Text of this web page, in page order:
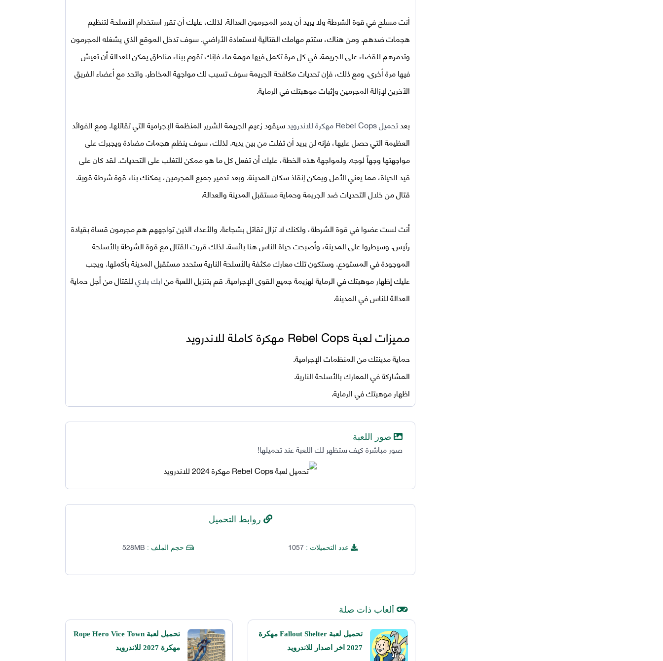
أنت مسلح في قوة الشرطة ولا يريد أن يدمر المجرمون العدالة. لذلك، عليك أن تقرر استخدام الأسلحة لتنظيم
هجمات ضدهم. ومن هناك، ستتم مهامك القتالية لاستعادة الأراضي. سوف تدخل الموقع الذي يشغله المجرمون
وتدمرهم للقضاء على الجريمة. في كل مرة تكمل فيها مهمة ما، فإنك تقوم ببناء مناطق يمكن للعدالة أن تعيش
فيها مرة أخرى. ومع ذلك، فإن تحديات مكافحة الجريمة سوف تسبب لك مواجهة المخاطر. واتحد مع أعضاء الفريق
الآخرين لإزالة المجرمين وإثبات موهبتك في الرماية.
بعدتحميلRebel Cops مهكرة للاندرويد
سيقود زعيم الجريمة الشرير المنظمة الإجرامية التي تقاتلها. ومع الفوائد
العظيمة التي حصل عليها، فإنه لن يريد أن تفلت من بين يديه. لذلك، سوف ينظم هجمات مضادة ويجبرك على
مواجهتها وجهاً لوجه. ولمواجهة هذه الخطة، عليك أن تفعل كل ما هو ممكن للتغلب على التحديات. لقد كان على
قيد الحياة، مما يعني الأمل ويمكن إنقاذ سكان المدينة. وبعد تدمير جميع المجرمين، يمكنك بناء قوة شرطة قوية.
قتال من خلال التحديات ضد الجريمة وحماية مستقبل المدينة والعدالة.
أنت لست عضوا في قوة الشرطة، ولكنك لا تزال تقاتل بشجاعة. والأعداء الذين تواجههم هم مجرمون قساة بقيادة
رئيس. وسيطروا على المدينة، وأصبحت حياة الناس هنا بائسة. لذلك قررت القتال مع قوة الشرطة بالأسلحة
الموجودة في المستودع. وستكون تلك معارك مكثفة بالأسلحة النارية ستحدد مستقبل المدينة بأكملها. ويجب
عليك إظهار موهبتك في الرماية لهزيمة جميع القوى الإجرامية. قم بتنزيل اللعبة منابك بلايللقتال من أجل حماية
العدالة للناس في المدينة.
مميزات لعبةRebel Cops مهكرة كاملة للاندرويد
حماية مدينتك من المنظمات الإجرامية.
المشاركة في المعارك بالأسلحة النارية.
اظهار موهبتك في الرماية.
صور اللعبة
صور مباشرة كيف ستظهر لك اللعبة عند تحميلها!
روابط التحميل
عدد التحميلات :1057 حجم الملف : 528MB
ألعاب ذات صلة
تحميل لعبة Fallout Shelter مهكرة
2027 اخر اصدار للاندرويد
تحميل لعبة Rope Hero Vice Town
مهكرة 2027 للاندرويد